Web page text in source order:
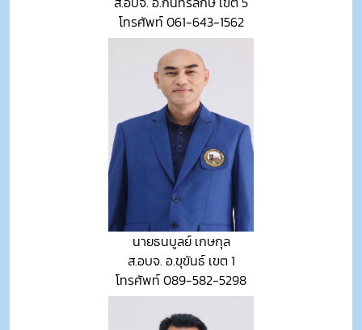
โทรศัพท์ 061-643-1562
นายธนบูลย์ เกษกุล
ส.อบจ. อ.ขุขันธ์ เขต 1
โทรศัพท์ 089-582-5298